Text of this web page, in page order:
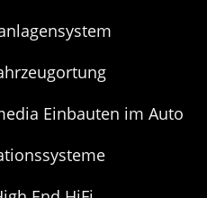
Einbauten im Auto